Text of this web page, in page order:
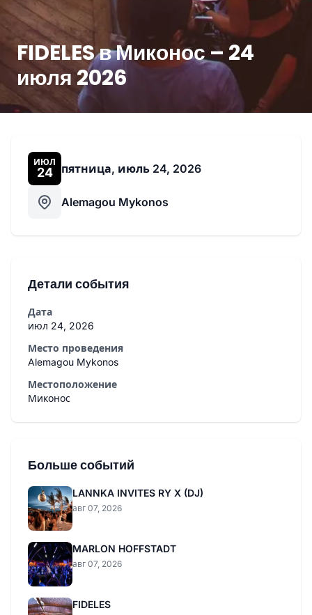
FIDELES в Миконос – 24
июля 2026
ИЮЛ
24 пятница, июль 24, 2026
Alemagou Mykonos
Детали события
Дата
июл 24, 2026
Место проведения
Alemagou Mykonos
Местоположение
Миконос
Больше событий
LANNKA INVITES RY X (DJ)
авг 07, 2026
MARLON HOFFSTADT
авг 07, 2026
FIDELES